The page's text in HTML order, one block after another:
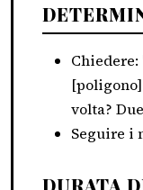
volta?
Seguire i
DURATA